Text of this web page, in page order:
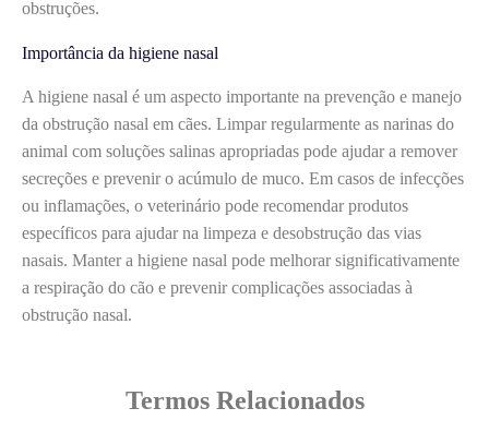
obstruções.
Importância da higiene nasal
A higiene nasal é um aspecto importante na prevenção e manejo
da obstrução nasal em cães. Limpar regularmente as narinas do
animal com soluções salinas apropriadas pode ajudar a remover
secreções e prevenir o acúmulo de muco. Em casos de infecções
ou inflamações, o veterinário pode recomendar produtos
específicos para ajudar na limpeza e desobstrução das vias
nasais. Manter a higiene nasal pode melhorar significativamente
a respiração do cão e prevenir complicações associadas à
obstrução nasal.
Termos Relacionados